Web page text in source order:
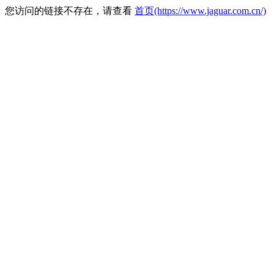
您访问的链接不存在，请查看 首页(https://www.jaguar.com.cn/)